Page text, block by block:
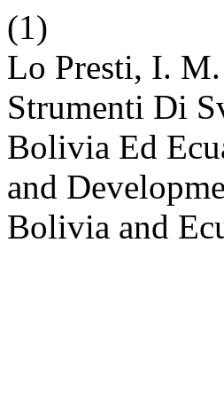
(1)
Lo Presti, I.
Strumenti Di
Bolivia Ed
and
Bolivia and